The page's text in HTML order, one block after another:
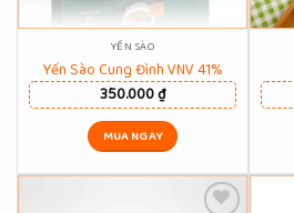
YẾN SÀO
Yến Sào Cung Đình VNV 41%
350.000₫
MUA NGAY